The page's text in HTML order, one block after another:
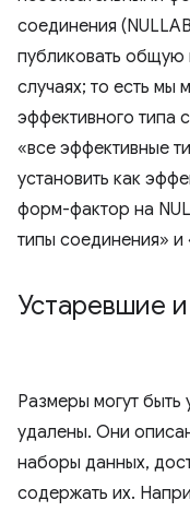
соединения
публиковать общую
случаях; то есть мы
эффективного типа
«все эффективные
установить как
форм-фактор на
типы соединения»
Устаревшие
Размеры могут
удалены. Они
наборы данных,
содержать их.